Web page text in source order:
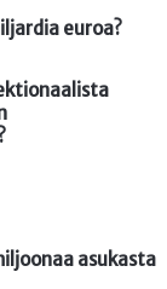
euroa?
asukasta